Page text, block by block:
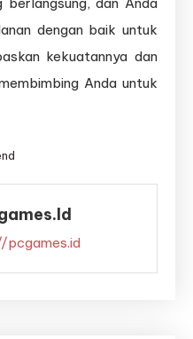
dengan baik untuk
kekuatannya dan
Anda untuk